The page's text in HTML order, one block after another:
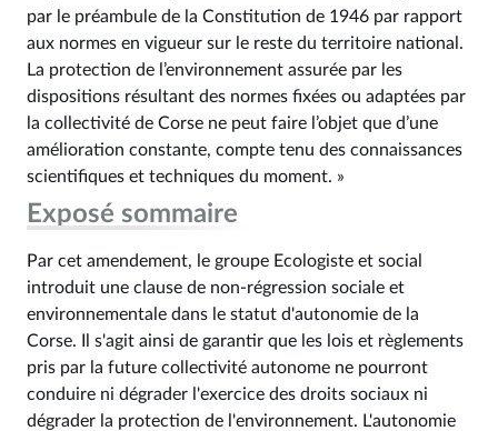
par le préambule de la Constitution de 1946 par rapport
aux normes en vigueur sur le reste du territoire national.
La protection de l’environnement assurée par les
dispositions résultant des normes fixées ou adaptées par
la collectivité de Corse ne peut faire l’objet que d’une
amélioration constante, compte tenu des connaissances
scientifiques et techniques du moment. »
Exposé sommaire
Par cet amendement, le groupe Ecologiste et social
introduit une clause de non-régression sociale et
environnementale dans le statut d'autonomie de la
Corse. Il s'agit ainsi de garantir que les lois et règlements
pris par la future collectivité autonome ne pourront
conduire ni dégrader l'exercice des droits sociaux ni
dégrader la protection de l'environnement. L'autonomie